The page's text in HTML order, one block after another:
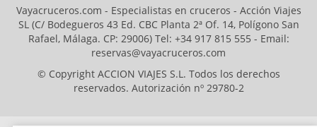
Vayacruceros.com - Especialistas en cruceros - Acción Viajes
SL (C/ Bodegueros 43 Ed. CBC Planta 2ª Of. 14, Polígono San
Rafael, Málaga. CP: 29006) Tel: +34 917 815 555 - Email:
reservas@vayacruceros.com
© Copyright ACCION VIAJES S.L. Todos los derechos
reservados. Autorización nº 29780-2